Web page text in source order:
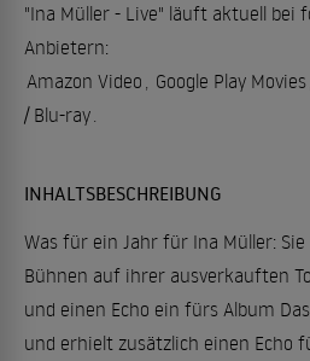
"Ina Müller - Live" läuft aktuell bei
Anbietern:
Amazon Video , Google Play Movies
/ Blu-ray.
INHALTSBESCHREIBUNG
Was für ein Jahr für Ina Müller:
Bühnen auf ihrer ausverkauften
und einen Echo ein fürs Album
und erhielt zusätzlich einen Echo